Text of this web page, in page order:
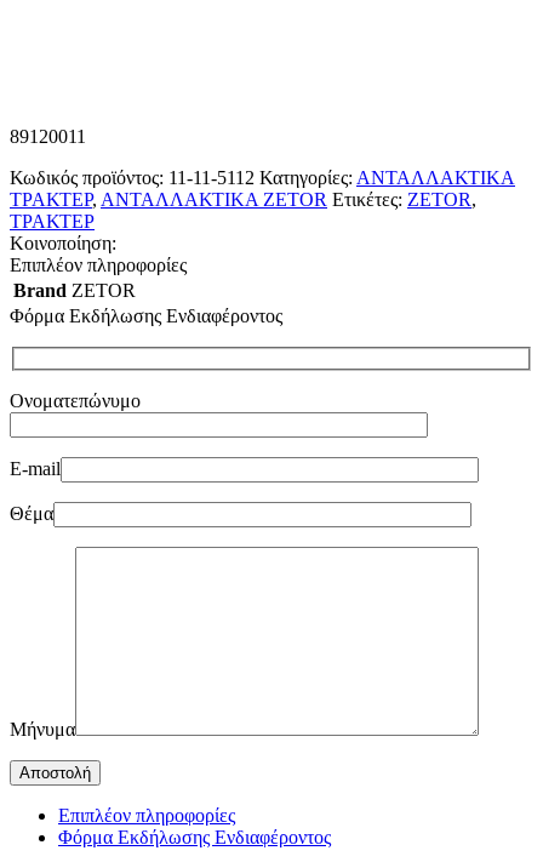
89120011
Κωδικός προϊόντος: 11-11-5112 Κατηγορίες: ΑΝΤΑΛΛΑΚΤΙΚΑ
ΤΡΑΚΤΕΡ, ΑΝΤΑΛΛΑΚΤΙΚΑ ZETOR Ετικέτες: ZETOR,
ΤΡΑΚΤΕΡ
Κοινοποίηση:
Επιπλέον πληροφορίες
Brand ZETOR
Φόρμα Εκδήλωσης Ενδιαφέροντος
Ονοματεπώνυμο
E-mail
Θέμα
Μήνυμα
Επιπλέον πληροφορίες
Φόρμα Εκδήλωσης Ενδιαφέροντος